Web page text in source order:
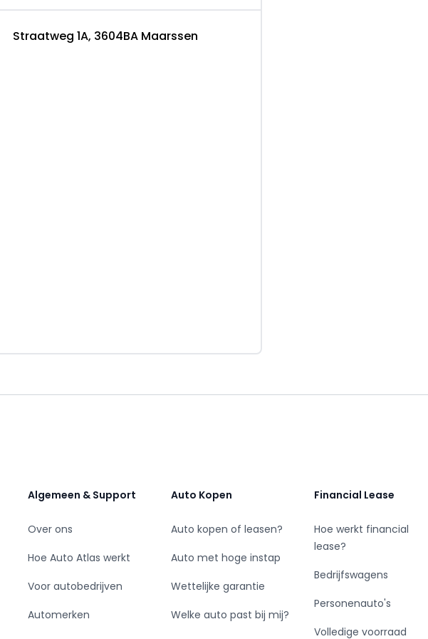
WhatsApp bereiken: 0346-571454!
Straatweg 1A, 3604BA Maarssen
Algemeen & Support
Over ons
Hoe Auto Atlas werkt
Voor autobedrijven
Automerken
Auto Kopen
Auto kopen of leasen?
Auto met hoge instap
Wettelijke garantie
Welke auto past bij mij?
Financial Lease
Hoe werkt financial
lease?
Bedrijfswagens
Personenauto's
Volledige voorraad